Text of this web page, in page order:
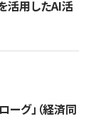
活用したAI活
ーグ」（経済同